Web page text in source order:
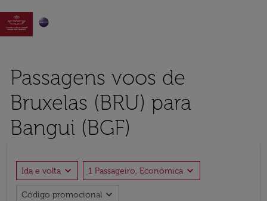

Passagens voos de
Bruxelas (BRU) para
Bangui (BGF)
Ida e volta expand_more 1 Passageiro, Econômica expand_more
Código promocional expand_more